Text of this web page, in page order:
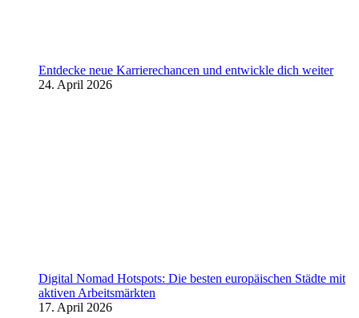
Entdecke neue Karrierechancen und entwickle dich weiter
24. April 2026
Digital Nomad Hotspots: Die besten europäischen Städte mit
aktiven Arbeitsmärkten
17. April 2026